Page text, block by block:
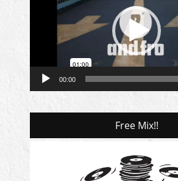
00:00
Free Mix!!